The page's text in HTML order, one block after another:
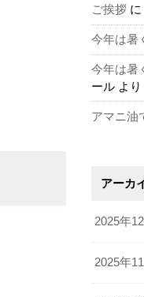
ご挨拶 に
今年は暑
今年は暑
ール より
アマニ油
アーカ
2025年12
2025年11